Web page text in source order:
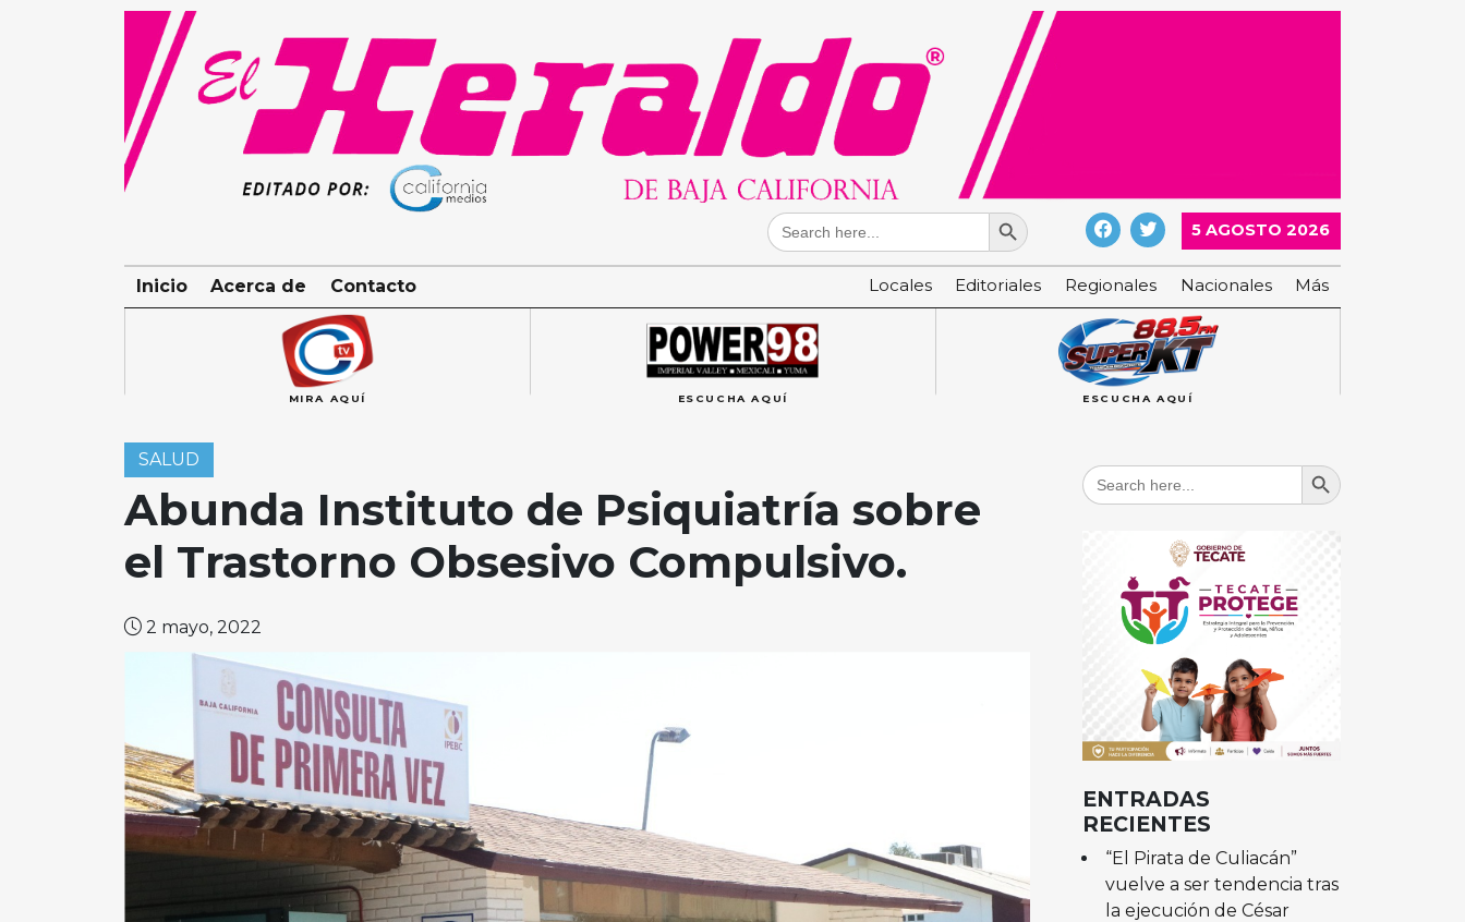
Search
for:
Search Button
5 AGOSTO 2026
Locales Editoriales Regionales Nacionales Más
Inicio Acerca de Contacto
MIRA AQUÍ ESCUCHA AQUÍ ESCUCHA AQUÍ
SALUD
Abunda Instituto de Psiquiatría sobre
el Trastorno Obsesivo Compulsivo.
2 mayo, 2022
Search
for:
Search Button
ENTRADAS
RECIENTES
“El Pirata de Culiacán”
vuelve a ser tendencia tras
la ejecución de César